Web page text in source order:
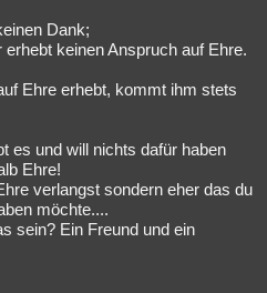
Dank;
keinen Anspruch auf Ehre.
Ehre erhebt, kommt ihm stets
es und will nichts dafür haben
Ehre!
verlangst sondern eher das du
möchte....
sein? Ein Freund und ein